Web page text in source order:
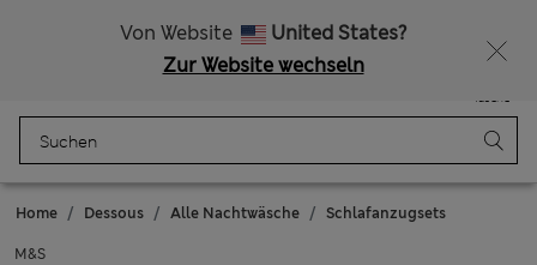
Von Website
United States?
Zur Website wechseln
Tasche
Home Dessous Alle Nachtwäsche Schlafanzugsets
M&S